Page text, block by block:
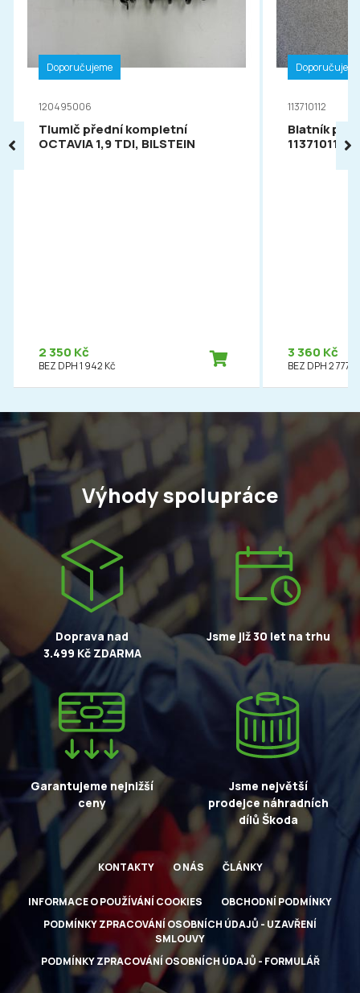
Doporučujeme
120495006
Tlumič přední kompletní
OCTAVIA 1,9 TDI, BILSTEIN
2 350 Kč
BEZ DPH 1 942 Kč
113710112
Blatník
113710112
3 360 Kč
BEZ DPH 2 777
Výhody spolupráce
Doprava nad
3.499 Kč ZDARMA
Jsme již 30 let na trhu
Garantujeme nejnižší
ceny
Jsme největší
prodejce náhradních
dílů Škoda
KONTAKTY O NÁS ČLÁNKY
INFORMACE O POUŽÍVÁNÍ COOKIES
OBCHODNÍ PODMÍNKY
PODMÍNKY ZPRACOVÁNÍ OSOBNÍCH ÚDAJŮ - UZAVŘENÍ
SMLOUVY
PODMÍNKY ZPRACOVÁNÍ OSOBNÍCH ÚDAJŮ - FORMULÁŘ